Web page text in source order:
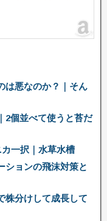
は悪なのか？｜そん
2個並べて使うと苔だ
一択｜水草水槽
ションの飛沫対策と
株分けして成長して